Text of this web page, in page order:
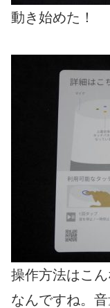
動き始めた！
操作方法はこ
なんですね。音